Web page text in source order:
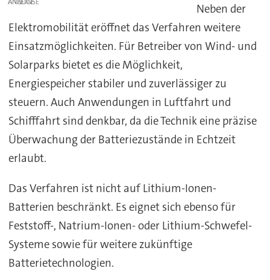
Neben der
Elektromobilität eröffnet das Verfahren weitere
Einsatzmöglichkeiten. Für Betreiber von Wind- und
Solarparks bietet es die Möglichkeit,
Energiespeicher stabiler und zuverlässiger zu
steuern. Auch Anwendungen in Luftfahrt und
Schifffahrt sind denkbar, da die Technik eine präzise
Überwachung der Batteriezustände in Echtzeit
erlaubt.
Das Verfahren ist nicht auf Lithium-Ionen-
Batterien beschränkt. Es eignet sich ebenso für
Feststoff-, Natrium-Ionen- oder Lithium-Schwefel-
Systeme sowie für weitere zukünftige
Batterietechnologien.